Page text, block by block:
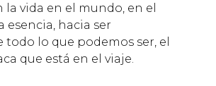
la vida en el mundo, en el
esencia, hacia ser
lo que podemos ser, el
que está en el viaje.